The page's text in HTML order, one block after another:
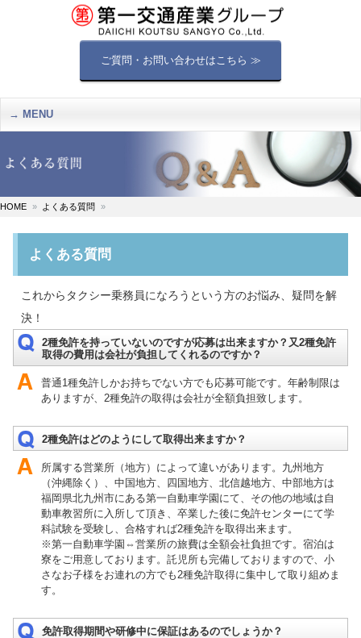
ご質問・お問い合わせはこちら ≫
MENU
HOME よくある質問
よくある質問
これからタクシー乗務員になろうという方のお悩み、疑問を解
決！
2種免許を持っていないのですが応募は出来ますか？又2種免許
取得の費用は会社が負担してくれるのですか？
普通1種免許しかお持ちでない方でも応募可能です。年齢制限は
ありますが、2種免許の取得は会社が全額負担致します。
2種免許はどのようにして取得出来ますか？
所属する営業所（地方）によって違いがあります。九州地方
（沖縄除く）、中国地方、四国地方、北信越地方、中部地方は
福岡県北九州市にある第一自動車学園にて、その他の地域は自
動車教習所に入所して頂き、卒業した後に免許センターにて学
科試験を受験し、合格すれば2種免許を取得出来ます。
※第一自動車学園⇔営業所の旅費は全額会社負担です。宿泊は
寮をご用意しております。託児所も完備しておりますので、小
さなお子様をお連れの方でも2種免許取得に集中して取り組めま
す。
免許取得期間や研修中に保証はあるのでしょうか？